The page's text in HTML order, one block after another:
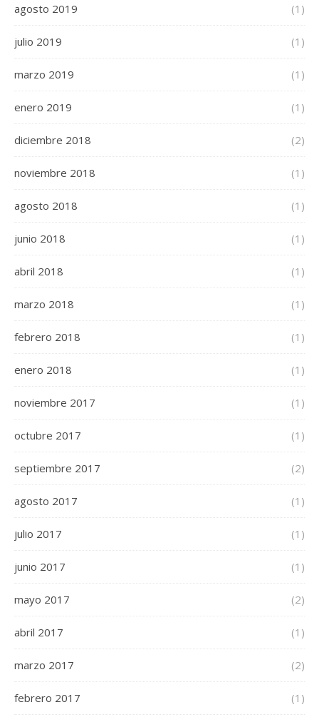
agosto 2019 (1)
julio 2019 (1)
marzo 2019 (1)
enero 2019 (1)
diciembre 2018 (2)
noviembre 2018 (1)
agosto 2018 (1)
junio 2018 (1)
abril 2018 (1)
marzo 2018 (1)
febrero 2018 (1)
enero 2018 (1)
noviembre 2017 (1)
octubre 2017 (1)
septiembre 2017 (2)
agosto 2017 (1)
julio 2017 (1)
junio 2017 (1)
mayo 2017 (2)
abril 2017 (1)
marzo 2017 (2)
febrero 2017 (1)